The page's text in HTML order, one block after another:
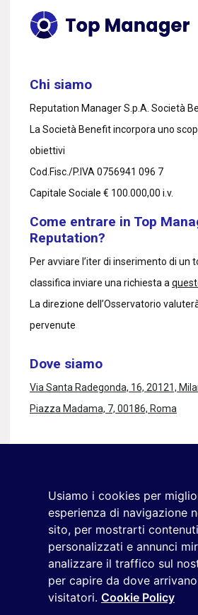
Usiamo i cookies per
esperienza di navigazione
sito, per mostrarti contenuti
personalizzati e annunci
analizzare il traffico sul
per capire da dove
visitatori. Cookie Policy
Chi siamo
Reputation Manager S.p.A. Società
La Società Benefit incorpora uno
obiettivi
Cod.Fisc./P.IVA 0756941 096 7
Capitale Sociale € 100.000,00 i.v.
Come entrare in Top
Reputation?
Per avviare l’iter di inserimento di un
classifica inviare una richiesta a
La direzione dell’Osservatorio
pervenute
Dove siamo
Via Santa Radegonda, 16, 20121,
Piazza Madama, 7, 00186, Roma
+39 02 9285 01
Copyright ©2026 Reputation
Benefit | All rights reserved |Login